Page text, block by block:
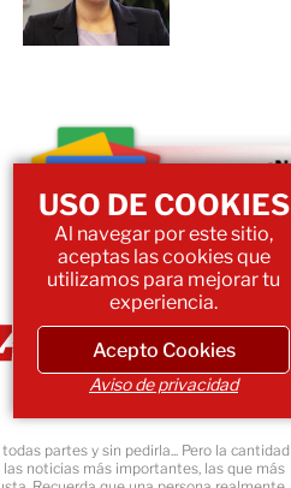
partes y sin pedirla... Pero la cantidad
noticias más importantes, las que más
USO DE COOKIES
Al navegar por este sitio,
aceptas las cookies que
utilizamos para mejorar tu
experiencia.
Acepto Cookies
Aviso de privacidad